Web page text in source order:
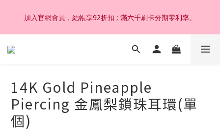
加入官網會員，結帳享92折扣 ; 滿六千刷卡分期零利率。
加入官網會員，結帳享92折扣 ; 滿六千刷卡分期零利率。
韓國設計製作。純14K 18K金，非鍍金非注金；洗澡，運動(汗
加入官網會員，結帳享92折扣 ; 滿六千刷卡分期零利率。
14K Gold Pineapple
Piercing 金鳳梨鎖珠耳環(單
個)